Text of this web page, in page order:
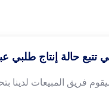
تتبع حالة إنتاج طلبي
فريق المبيعات لدينا